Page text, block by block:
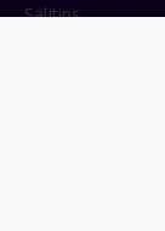
Säljtips